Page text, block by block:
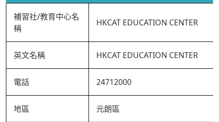
補習社/教育中心名
稱
HKCAT EDUCATION CENTER
英文名稱 HKCAT EDUCATION CENTER
電話 24712000
地區 元朗區